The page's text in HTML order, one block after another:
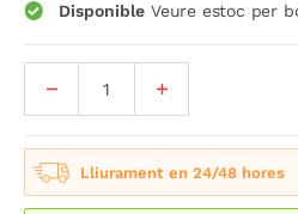
Disponible Veure estoc per
Lliurament en 24/48 hores